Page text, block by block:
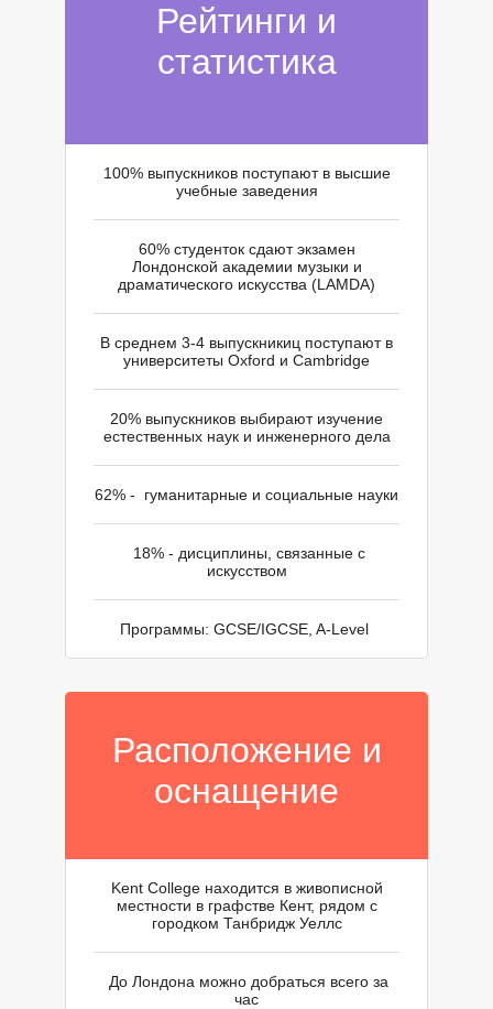
Т
И
Рейтинги и
статистика
100% выпускников поступают в высшие
учебные заведения
60% студенток сдают экзамен
Лондонской академии музыки и
драматического искусства (LAMDA)
В среднем 3-4 выпускникиц поступают в
университеты Oxford и Cambridge
20% выпускников выбирают изучение
естественных наук и инженерного дела
62% - гуманитарные и социальные науки
18% - дисциплины, связанные с
искусством
Программы: GCSE/IGCSE, A-Level
Расположение и
оснащение
Kent College находится в живописной
местности в графстве Кент, рядом с
городком Танбридж Уеллс
До Лондона можно добраться всего за
час